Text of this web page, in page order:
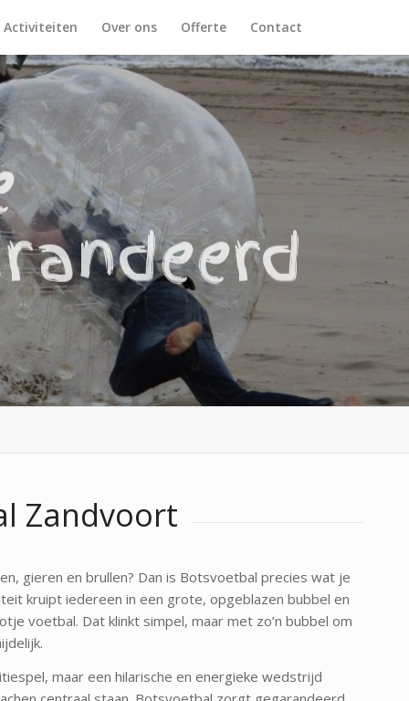
Activiteiten Over ons Offerte Contact
Zandvoort
gieren en brullen? Dan is Botsvoetbal precies wat je
kruipt iedereen in een grote, opgeblazen bubbel en
voetbal. Dat klinkt simpel, maar met zo’n bubbel om
maar een hilarische en energieke wedstrijd